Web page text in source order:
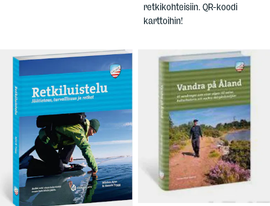
retkikohteisiin. QR-koodi
karttoihin!